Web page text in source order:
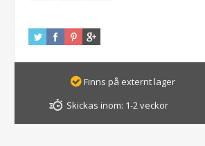
Finns på externt lager
Skickas inom: 1-2 veckor